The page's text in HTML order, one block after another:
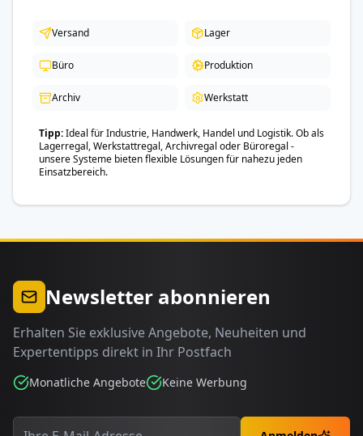
Versand Lager
Büro Produktion
Archiv Werkstatt
Tipp Ideal für Industrie, Handwerk, Handel und Logistik. Ob als
Lagerregal, Werkstattregal, Archivregal oder Büroregal -
unsere Systeme bieten flexible Lösungen für nahezu jeden
Einsatzbereich.
Newsletter abonnieren
Erhalten Sie exklusive Angebote, Neuheiten und
Expertentipps direkt in Ihr Postfach
Monatliche Angebote Keine Werbung